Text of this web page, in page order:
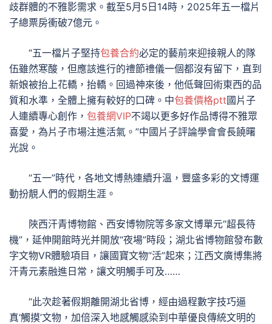
歧群體的不雅影需求。截至5月5日14時，2025年五一檔片
子總票房衝破7億元。
“五一檔片子堅持包養合約必定的藝前來迎接親人的隊
伍雖然寒酸，但應該進行的禮節禮儀一個都沒有留下，直到
新娘被抬上花轎，抬轎。回過神來後，他低聲回術東西的品
質和水準，全體上擁有較好的口碑。中包養價格ptt國片子
人連續專心創作， 包養網VIP不竭以更多好作品博得不雅眾
喜愛，為片子市場注進活氣。”中國片子評論學會會長饒曙
光說。
“五一”時代，各地文博熱連續升溫，豐盛多彩的文博運
動扮靚人們的假期生涯。
陜西汗青博物館、西安博物院等多家文博單元“超長待
機”，延伸開館時光并開放“夜場”時段；湖北省博物館發布數
字文物VR體驗項目，讓國寶文物“活”起來；江西文廣博集將
汗青元素融進日常，讓文明觸手可及……
“此次趁著假期離開湖北省博，經由過程數字技巧逼
真‘觸摸’文物，加倍深入地感觸感染到中華優良傳統文明的